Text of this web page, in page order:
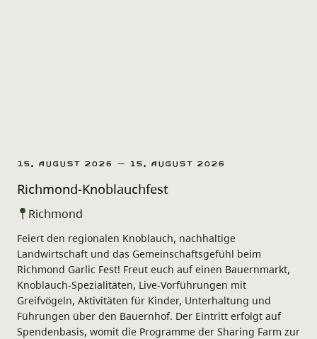
15. August 2026 – 15. August 2026
Richmond-Knoblauchfest
Richmond
Feiert den regionalen Knoblauch, nachhaltige
Landwirtschaft und das Gemeinschaftsgefühl beim
Richmond Garlic Fest! Freut euch auf einen Bauernmarkt,
Knoblauch-Spezialitäten, Live-Vorführungen mit
Greifvögeln, Aktivitäten für Kinder, Unterhaltung und
Führungen über den Bauernhof. Der Eintritt erfolgt auf
Spendenbasis, womit die Programme der Sharing Farm zur